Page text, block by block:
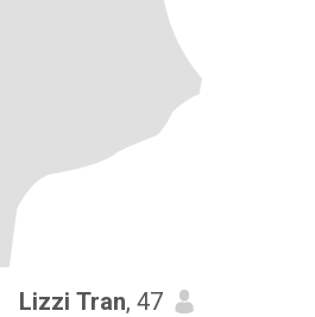
Lizzi Tran, 47